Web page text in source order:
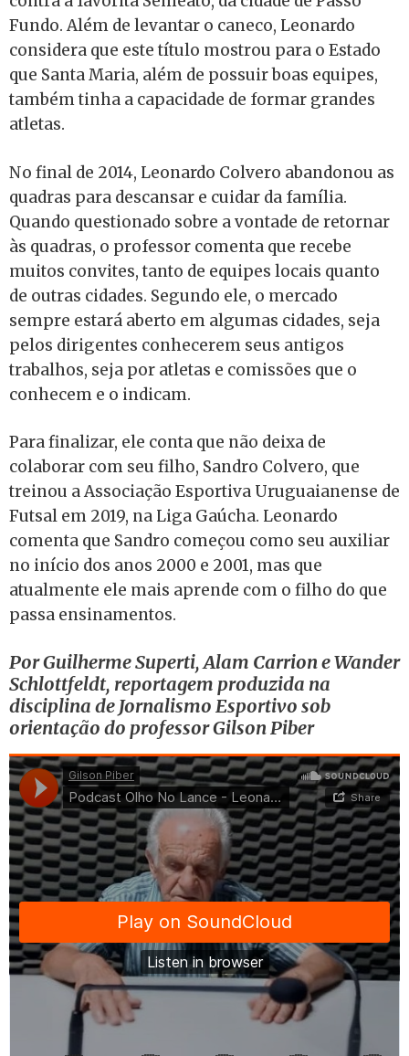
Fundo. Além de levantar o caneco, Leonardo
considera que este título mostrou para o Estado
que Santa Maria, além de possuir boas equipes,
também tinha a capacidade de formar grandes
atletas.
No final de 2014, Leonardo Colvero abandonou as
quadras para descansar e cuidar da família.
Quando questionado sobre a vontade de retornar
às quadras, o professor comenta que recebe
muitos convites, tanto de equipes locais quanto
de outras cidades. Segundo ele, o mercado
sempre estará aberto em algumas cidades, seja
pelos dirigentes conhecerem seus antigos
trabalhos, seja por atletas e comissões que o
conhecem e o indicam.
Para finalizar, ele conta que não deixa de
colaborar com seu filho, Sandro Colvero, que
treinou a Associação Esportiva Uruguaianense de
Futsal em 2019, na Liga Gaúcha. Leonardo
comenta que Sandro começou como seu auxiliar
no início dos anos 2000 e 2001, mas que
atualmente ele mais aprende com o filho do que
passa ensinamentos.
Por Guilherme Superti, Alam Carrion e Wander
Schlottfeldt, reportagem produzida na
disciplina de Jornalismo Esportivo sob
orientação do professor Gilson Piber